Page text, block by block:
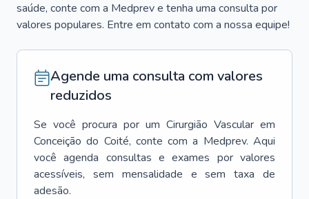
saúde, conte com a Medprev e tenha uma consulta por
valores populares. Entre em contato com a nossa equipe!
Agende uma consulta com valores
reduzidos
Se você procura por um Cirurgião Vascular em
Conceição do Coité, conte com a Medprev. Aqui
você agenda consultas e exames por valores
acessíveis, sem mensalidade e sem taxa de
adesão.